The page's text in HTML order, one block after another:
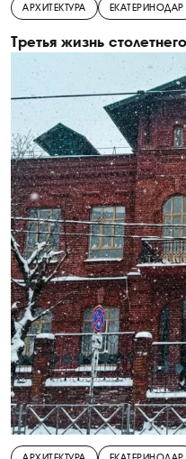
АРХИТЕКТУРА ЕКАТЕРИНОДАР
Третья жизнь